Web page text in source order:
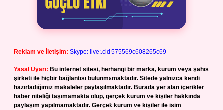
Reklam ve İletişim: Skype: live:.cid.575569c608265c69
Yasal Uyarı: Bu internet sitesi, herhangi bir marka, kurum veya şahıs
şirketi ile hiçbir bağlantısı bulunmamaktadır. Sitede yalnızca kendi
hazırladığımız makaleler paylaşılmaktadır. Burada yer alan içerikler
haber niteliği taşımamakta olup, gerçek kurum ve kişiler hakkında
paylaşım yapılmamaktadır. Gerçek kurum ve kişiler ile isim